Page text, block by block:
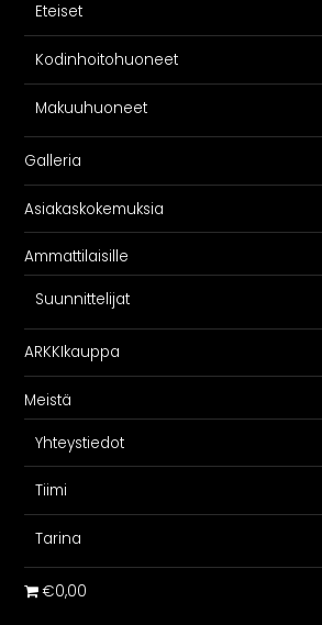
Eteiset
Kodinhoitohuoneet
Makuuhuoneet
Galleria
Asiakaskokemuksia
Ammattilaisille
Suunnittelijat
ARKKIkauppa
Meistä
Yhteystiedot
Tiimi
Tarina
€0,00